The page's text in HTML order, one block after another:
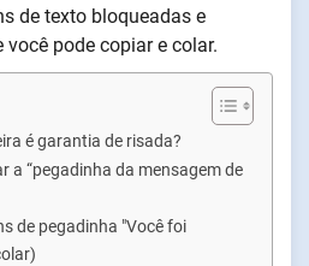
de texto bloqueadas e
pode copiar e colar.
é garantia de risada?
a “pegadinha da mensagem de
de pegadinha "Você foi